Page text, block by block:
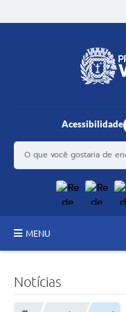
Acessibilidade
MENU
Notícias